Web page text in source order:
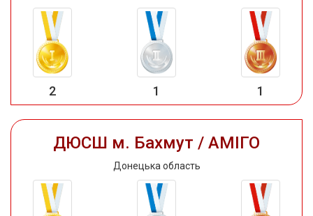
2 1 1
ДЮСШ м. Бахмут / АМІГО
Донецька область